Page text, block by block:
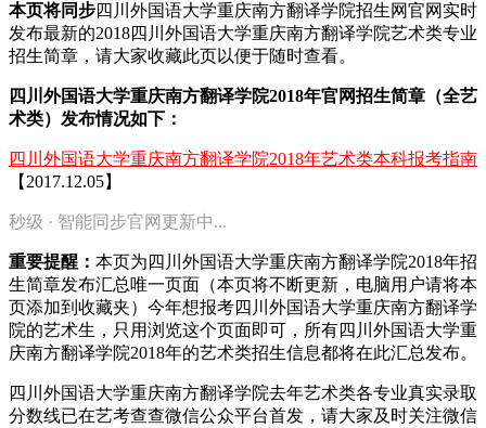
本页将同步四川外国语大学重庆南方翻译学院招生网官网实时
发布最新的2018四川外国语大学重庆南方翻译学院艺术类专业
招生简章，请大家收藏此页以便于随时查看。
四川外国语大学重庆南方翻译学院2018年官网招生简章（全艺
术类）发布情况如下：
四川外国语大学重庆南方翻译学院2018年艺术类本科报考指南
【2017.12.05】
秒级 · 智能同步官网更新中...
重要提醒： 本页为四川外国语大学重庆南方翻译学院2018年招
生简章发布汇总唯一页面（本页将不断更新，电脑用户请将本
页添加到收藏夹）今年想报考四川外国语大学重庆南方翻译学
院的艺术生，只用浏览这个页面即可，所有四川外国语大学重
庆南方翻译学院2018年的艺术类招生信息都将在此汇总发布。
四川外国语大学重庆南方翻译学院去年艺术类各专业真实录取
分数线已在艺考查查微信公众平台首发， 请大家及时关注微信